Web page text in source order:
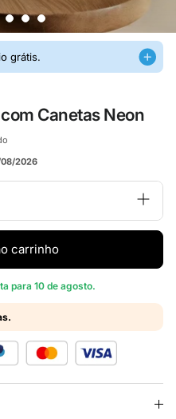
grátis.
Canetas Neon
2026
carrinho
para 10 de agosto.